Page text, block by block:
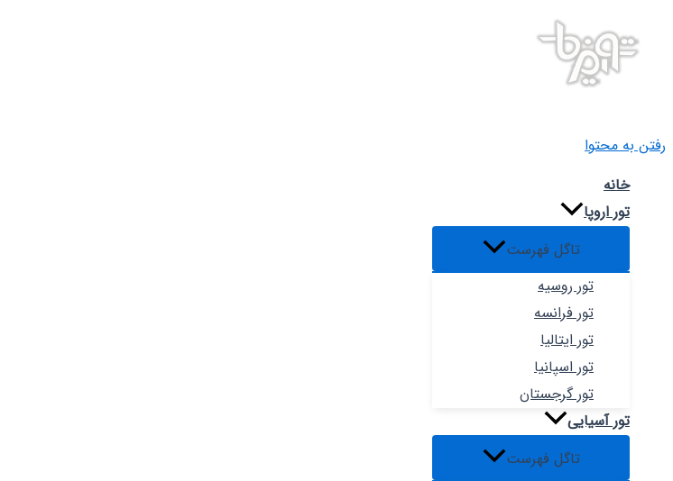
رفتن به محتوا
خانه
تور اروپا
تاگل فهرست
تور روسیه
تور فرانسه
تور ایتالیا
تور اسپانیا
تور گرجستان
تور آسیایی
تاگل فهرست